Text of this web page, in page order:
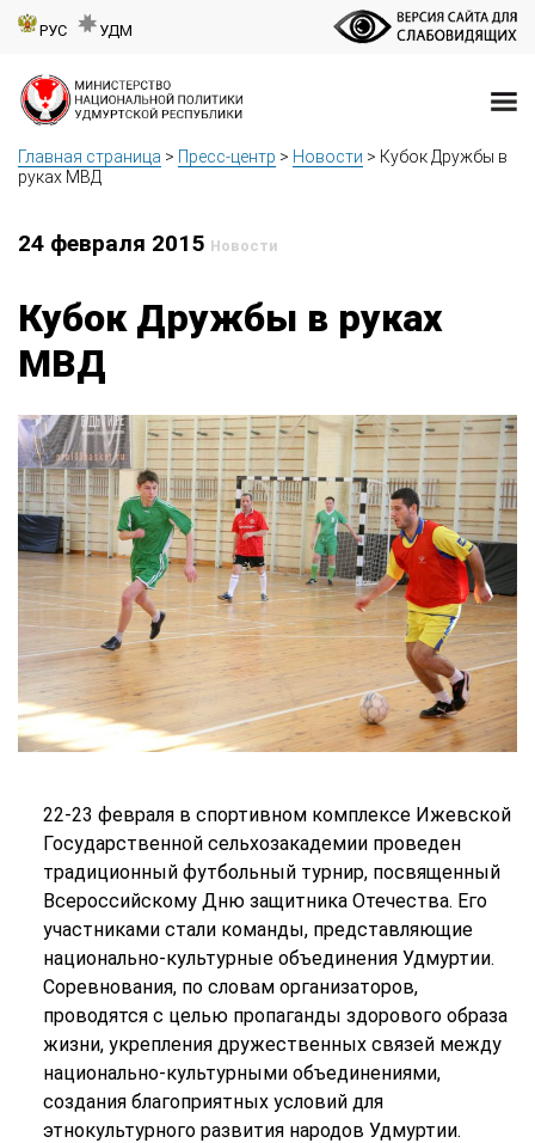
РУС УДМ
Главная страница > Пресс-центр > Новости > Кубок Дружбы в
руках МВД
24 февраля 2015 Новости
Кубок Дружбы в руках
МВД
22-23 февраля в спортивном комплексе Ижевской
Государственной сельхозакадемии проведен
традиционный футбольный турнир, посвященный
Всероссийскому Дню защитника Отечества. Его
участниками стали команды, представляющие
национально-культурные объединения Удмуртии.
Соревнования, по словам организаторов,
проводятся с целью пропаганды здорового образа
жизни, укрепления дружественных связей между
национально-культурными объединениями,
создания благоприятных условий для
этнокультурного развития народов Удмуртии.